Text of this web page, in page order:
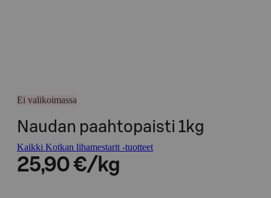
Ei valikoimassa
Naudan paahtopaisti 1kg
Kaikki Kotkan lihamestarit -tuotteet
25,90 €/kg